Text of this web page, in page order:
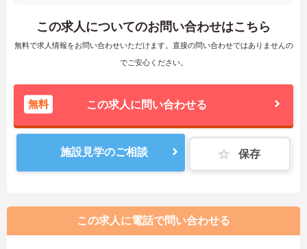
この求人についてのお問い合わせはこちら
無料で求人情報をお問い合わせいただけます。直接の問い合わせではありませんの
でご安心ください。
無料 この求人に問い合わせる
施設見学のご相談 保存
この求人に電話で問い合わせる